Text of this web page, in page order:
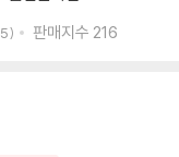
5 판매지수 216